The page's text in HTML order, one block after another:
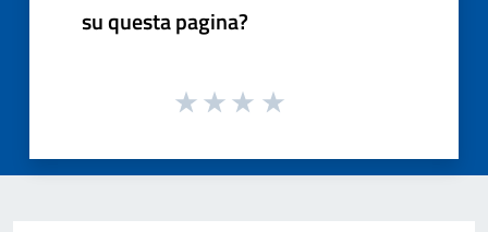
su questa pagina?